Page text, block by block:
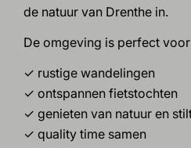
de natuur van Drenthe in.
De omgeving is perfect
✓ rustige wandelingen
✓ ontspannen fietstochten
✓ genieten van natuur en
✓ quality time samen